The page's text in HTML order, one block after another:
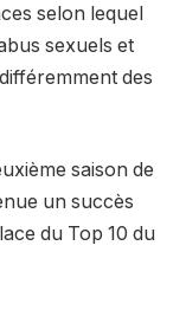
selon lequel
sexuels et
des
saison de
un succès
du Top 10 du